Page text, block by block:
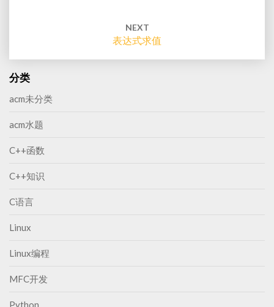
NEXT
表达式求值
分类
acm未分类
acm水题
C++函数
C++知识
C语言
Linux
Linux编程
MFC开发
Python